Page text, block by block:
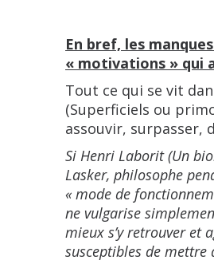
En bref, les
« motivations » qui
Tout ce qui se vit
(Superficiels ou
assouvir, surpasser,
Si Henri Laborit (Un
Lasker, philosophe
« mode de
ne vulgarise
mieux s’y retrouver et
susceptibles de